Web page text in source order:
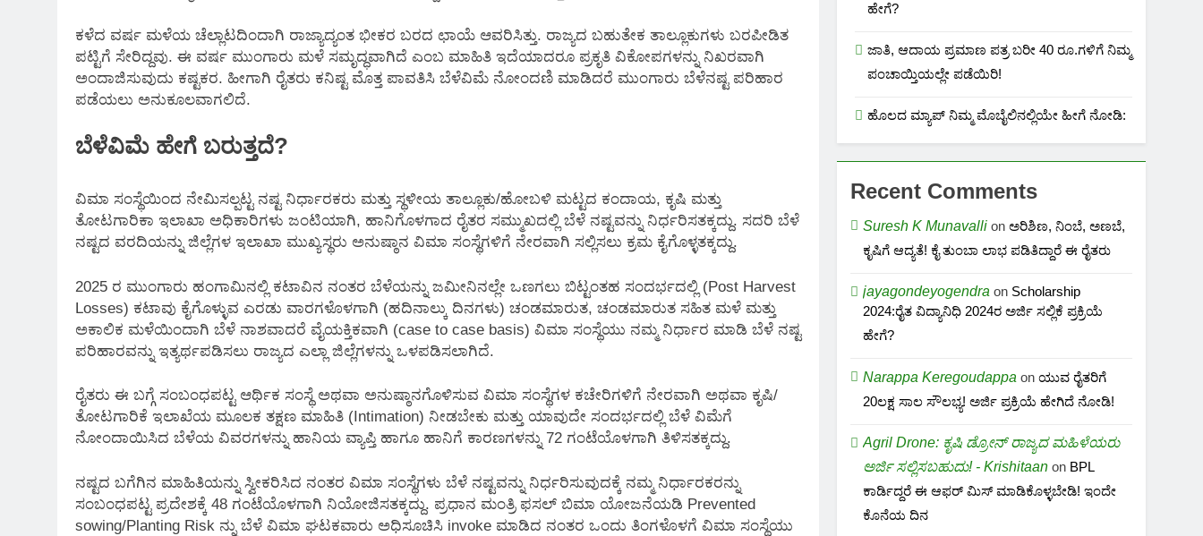
ಕಳೆದ ವರ್ಷ ಮಳೆಯ ಚೆಲ್ಲಾಟದಿಂದಾಗಿ ರಾಜ್ಯಾದ್ಯಂತ ಭೀಕರ ಬರದ ಛಾಯೆ ಆವರಿಸಿತ್ತು. ರಾಜ್ಯದ ಬಹುತೇಕ ತಾಲ್ಲೂಕುಗಳು ಬರಪೀಡಿತ
ಪಟ್ಟಿಗೆ ಸೇರಿದ್ದವು. ಈ ವರ್ಷ ಮುಂಗಾರು ಮಳೆ ಸಮೃದ್ಧವಾಗಿದೆ ಎಂಬ ಮಾಹಿತಿ ಇದೆಯಾದರೂ ಪ್ರಕೃತಿ ವಿಕೋಪಗಳನ್ನು ನಿಖರವಾಗಿ
ಅಂದಾಜಿಸುವುದು ಕಷ್ಟಕರ. ಹೀಗಾಗಿ ರೈತರು ಕನಿಷ್ಟ ಮೊತ್ತ ಪಾವತಿಸಿ ಬೆಳೆವಿಮೆ ನೋಂದಣಿ ಮಾಡಿದರೆ ಮುಂಗಾರು ಬೆಳೆನಷ್ಟ ಪರಿಹಾರ
ಪಡೆಯಲು ಅನುಕೂಲವಾಗಲಿದೆ.
ಬೆಳೆವಿಮೆ ಹೇಗೆ ಬರುತ್ತದೆ?
ವಿಮಾ ಸಂಸ್ಥೆಯಿಂದ ನೇಮಿಸಲ್ಪಟ್ಟ ನಷ್ಟ ನಿರ್ಧಾರಕರು ಮತ್ತು ಸ್ಥಳೀಯ ತಾಲ್ಲೂಕು/ಹೋಬಳಿ ಮಟ್ಟದ ಕಂದಾಯ, ಕೃಷಿ ಮತ್ತು
ತೋಟಗಾರಿಕಾ ಇಲಾಖಾ ಅಧಿಕಾರಿಗಳು ಜಂಟಿಯಾಗಿ, ಹಾನಿಗೊಳಗಾದ ರೈತರ ಸಮ್ಮುಖದಲ್ಲಿ ಬೆಳೆ ನಷ್ಟವನ್ನು ನಿರ್ಧರಿಸತಕ್ಕದ್ದು. ಸದರಿ ಬೆಳೆ
ನಷ್ಟದ ವರದಿಯನ್ನು ಜಿಲ್ಲೆಗಳ ಇಲಾಖಾ ಮುಖ್ಯಸ್ಥರು ಅನುಷ್ಠಾನ ವಿಮಾ ಸಂಸ್ಥೆಗಳಿಗೆ ನೇರವಾಗಿ ಸಲ್ಲಿಸಲು ಕ್ರಮ ಕೈಗೊಳ್ಳತಕ್ಕದ್ದು.
2025 ರ ಮುಂಗಾರು ಹಂಗಾಮಿನಲ್ಲಿ ಕಟಾವಿನ ನಂತರ ಬೆಳೆಯನ್ನು ಜಮೀನಿನಲ್ಲೇ ಒಣಗಲು ಬಿಟ್ಟಂತಹ ಸಂದರ್ಭದಲ್ಲಿ (Post Harvest
Losses) ಕಟಾವು ಕೈಗೊಳ್ಳುವ ಎರಡು ವಾರಗಳೊಳಗಾಗಿ (ಹದಿನಾಲ್ಕು ದಿನಗಳು) ಚಂಡಮಾರುತ, ಚಂಡಮಾರುತ ಸಹಿತ ಮಳೆ ಮತ್ತು
ಅಕಾಲಿಕ ಮಳೆಯಿಂದಾಗಿ ಬೆಳೆ ನಾಶವಾದರೆ ವೈಯಕ್ತಿಕವಾಗಿ (case to case basis) ವಿಮಾ ಸಂಸ್ಥೆಯು ನಮ್ಮ ನಿರ್ಧಾರ ಮಾಡಿ ಬೆಳೆ ನಷ್ಟ
ಪರಿಹಾರವನ್ನು ಇತ್ಯರ್ಥಪಡಿಸಲು ರಾಜ್ಯದ ಎಲ್ಲಾ ಜಿಲ್ಲೆಗಳನ್ನು ಒಳಪಡಿಸಲಾಗಿದೆ.
ರೈತರು ಈ ಬಗ್ಗೆ ಸಂಬಂಧಪಟ್ಟ ಆರ್ಥಿಕ ಸಂಸ್ಥೆ ಅಥವಾ ಅನುಷ್ಠಾನಗೊಳಿಸುವ ವಿಮಾ ಸಂಸ್ಥೆಗಳ ಕಚೇರಿಗಳಿಗೆ ನೇರವಾಗಿ ಅಥವಾ ಕೃಷಿ/
ತೋಟಗಾರಿಕೆ ಇಲಾಖೆಯ ಮೂಲಕ ತಕ್ಷಣ ಮಾಹಿತಿ (Intimation) ನೀಡಬೇಕು ಮತ್ತು ಯಾವುದೇ ಸಂದರ್ಭದಲ್ಲಿ ಬೆಳೆ ವಿಮೆಗೆ
ನೋಂದಾಯಿಸಿದ ಬೆಳೆಯ ವಿವರಗಳನ್ನು ಹಾನಿಯ ವ್ಯಾಪ್ತಿ ಹಾಗೂ ಹಾನಿಗೆ ಕಾರಣಗಳನ್ನು 72 ಗಂಟೆಯೊಳಗಾಗಿ ತಿಳಿಸತಕ್ಕದ್ದು.
ನಷ್ಟದ ಬಗೆಗಿನ ಮಾಹಿತಿಯನ್ನು ಸ್ವೀಕರಿಸಿದ ನಂತರ ವಿಮಾ ಸಂಸ್ಥೆಗಳು ಬೆಳೆ ನಷ್ಟವನ್ನು ನಿರ್ಧರಿಸುವುದಕ್ಕೆ ನಮ್ಮ ನಿರ್ಧಾರಕರನ್ನು
ಸಂಬಂಧಪಟ್ಟ ಪ್ರದೇಶಕ್ಕೆ 48 ಗಂಟೆಯೊಳಗಾಗಿ ನಿಯೋಜಿಸತಕ್ಕದ್ದು. ಪ್ರಧಾನ ಮಂತ್ರಿ ಫಸಲ್ ಬಿಮಾ ಯೋಜನೆಯಡಿ Prevented
sowing/Planting Risk ನ್ನು ಬೆಳೆ ವಿಮಾ ಘಟಕವಾರು ಅಧಿಸೂಚಿಸಿ invoke ಮಾಡಿದ ನಂತರ ಒಂದು ತಿಂಗಳೊಳಗೆ ವಿಮಾ ಸಂಸ್ಥೆಯು
ಹೇಗೆ?
ಜಾತಿ, ಆದಾಯ ಪ್ರಮಾಣ ಪತ್ರ ಬರೀ 40 ರೂ.ಗಳಿಗೆ ನಿಮ್ಮ
ಪಂಚಾಯ್ತಿಯಲ್ಲೇ ಪಡೆಯಿರಿ!
ಹೊಲದ ಮ್ಯಾಪ್ ನಿಮ್ಮ ಮೊಬೈಲಿನಲ್ಲಿಯೇ ಹೀಗೆ ನೋಡಿ:
Recent Comments
Suresh K Munavalli onಅರಿಶಿಣ, ನಿಂಬೆ, ಅಣಬೆ,
ಕೃಷಿಗೆ ಆದ್ಯತೆ! ಕೈ ತುಂಬಾ ಲಾಭ ಪಡಿತಿದ್ದಾರೆ ಈ ರೈತರು
jayagondeyogendra on Scholarship
2024:ರೈತ ವಿದ್ಯಾನಿಧಿ 2024ರ ಅರ್ಜಿ ಸಲ್ಲಿಕೆ ಪ್ರಕ್ರಿಯೆ
ಹೇಗೆ?
Narappa Keregoudappa onಯುವ ರೈತರಿಗೆ
20ಲಕ್ಷ ಸಾಲ ಸೌಲಭ್ಯ! ಅರ್ಜಿ ಪ್ರಕ್ರಿಯೆ ಹೇಗಿದೆ ನೋಡಿ!
Agril Drone: ಕೃಷಿ ಡ್ರೋನ್ ರಾಜ್ಯದ ಮಹಿಳೆಯರು
ಅರ್ಜಿ ಸಲ್ಲಿಸಬಹುದು! - Krishitaan on BPL
ಕಾರ್ಡಿದ್ದರೆ ಈ ಆಫರ್ ಮಿಸ್ ಮಾಡಿಕೊಳ್ಳಬೇಡಿ! ಇಂದೇ
ಕೊನೆಯ ದಿನ